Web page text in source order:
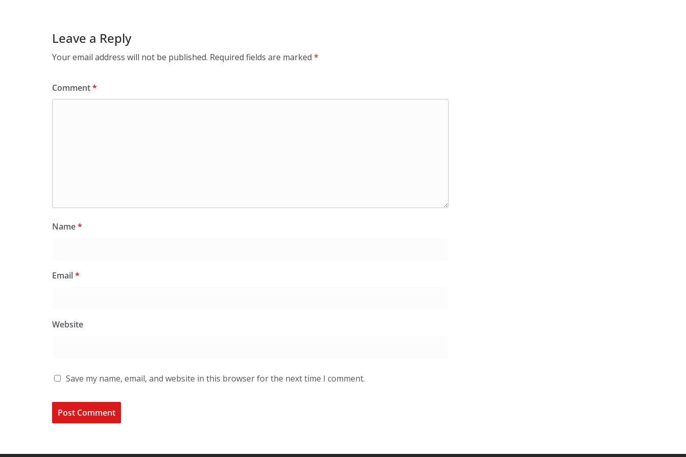
Leave a Reply
Your email address will not be published. Required fields are marked *
Comment*
Name*
Email*
Website
Save my name, email, and website in this browser for the next time I comment.